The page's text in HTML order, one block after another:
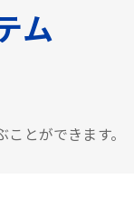
ム
とができます。